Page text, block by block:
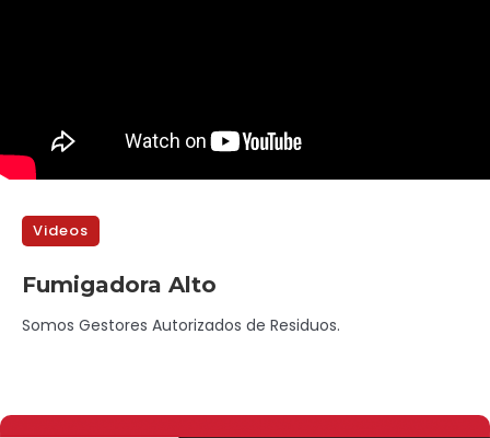
Videos
Fumigadora Alto
Somos Gestores Autorizados de Residuos.